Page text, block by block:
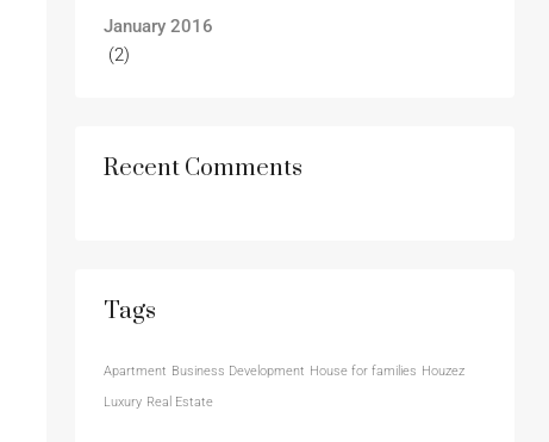
January 2016
(2)
Recent Comments
Tags
Apartment Business Development House for families Houzez
Luxury Real Estate